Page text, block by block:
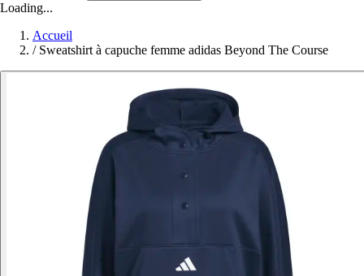
Loading...
Accueil
/ Sweatshirt à capuche femme adidas Beyond The Course